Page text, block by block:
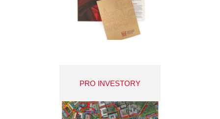
PRO INVESTORY